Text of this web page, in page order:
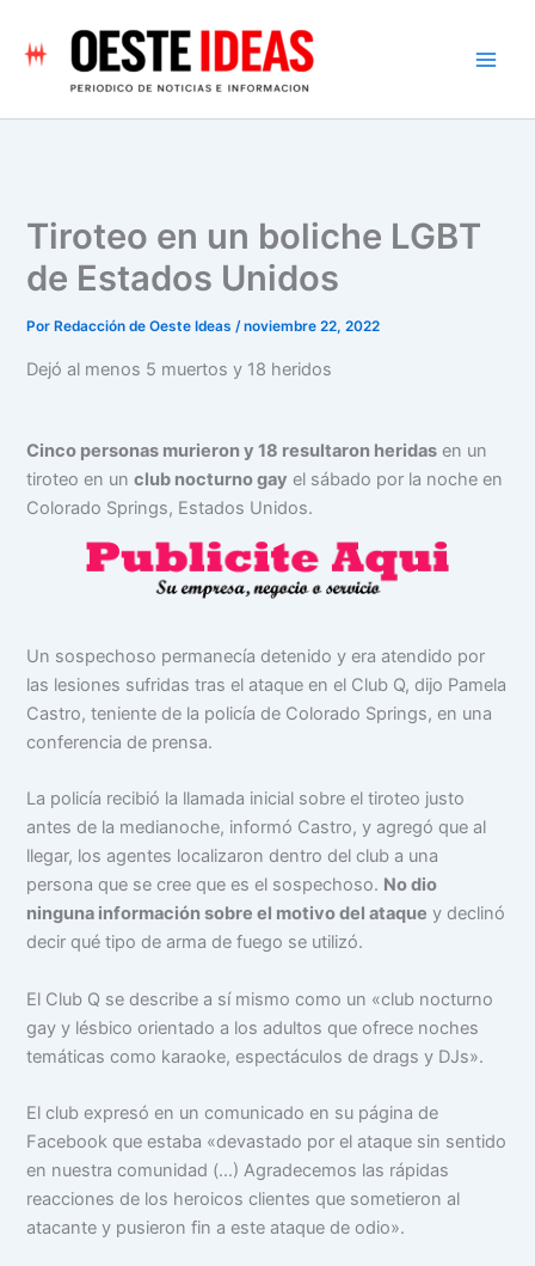
contenido
Tiroteo en un boliche LGBT
de Estados Unidos
Por Redacción de Oeste Ideas/noviembre 22, 2022
Dejó al menos 5 muertos y 18 heridos
Cinco personas murieron y 18 resultaron heridas en un
tiroteo en unclub nocturno gay el sábado por la noche en
Colorado Springs, Estados Unidos.
Un sospechoso permanecía detenido y era atendido por
las lesiones sufridas tras el ataque en el Club Q, dijo Pamela
Castro, teniente de la policía de Colorado Springs, en una
conferencia de prensa.
La policía recibió la llamada inicial sobre el tiroteo justo
antes de la medianoche, informó Castro, y agregó que al
llegar, los agentes localizaron dentro del club a una
persona que se cree que es el sospechoso. No dio
ninguna información sobre el motivo del ataque y declinó
decir qué tipo de arma de fuego se utilizó.
El Club Q se describe a sí mismo como un «club nocturno
gay y lésbico orientado a los adultos que ofrece noches
temáticas como karaoke, espectáculos de drags y DJs».
El club expresó en un comunicado en su página de
Facebook que estaba «devastado por el ataque sin sentido
en nuestra comunidad (…) Agradecemos las rápidas
reacciones de los heroicos clientes que sometieron al
atacante y pusieron fin a este ataque de odio».